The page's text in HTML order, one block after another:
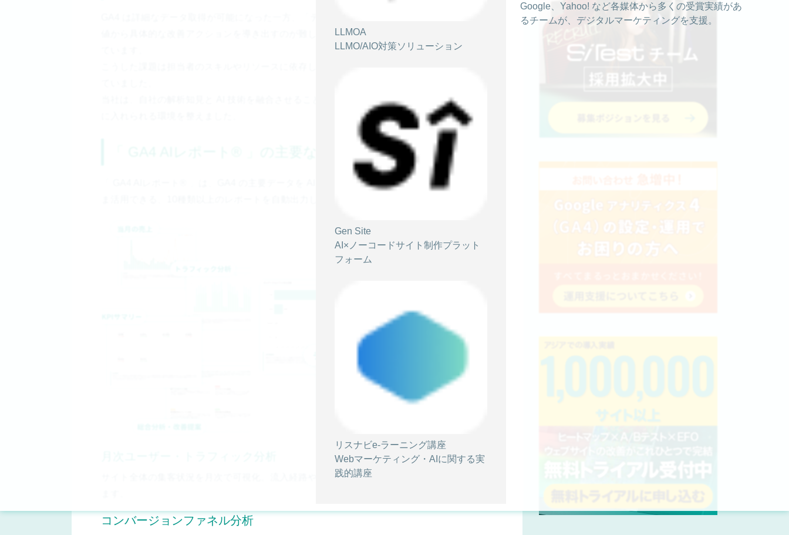
LLMOA
LLMO/AIO対策ソリューション
Gen Site
AI×ノーコードサイト制作プラット
フォーム
リスナビe-ラーニング講座
Webマーケティング・AIに関する実
践的講座
Google、Yahoo! など各媒体から多くの受賞実績があ
るチームが、デジタルマーケティングを支援。
値から具体的な改善アクションを導き出すのが難しい」といった運用側の負担が課題となっ
当社は、自社の解析知見と AI 技術を融合させることで、誰もが専門家レベルの分析結果を手
「 GA4 AIレポート® 」は、GA4 の主要データを AI が多角的に解析。会議資料としてそのま
サイト全体の集客状況を月次で可視化。流入経路やユーザー属性の推移をひと目で把握でき
コンバージョンファネル分析